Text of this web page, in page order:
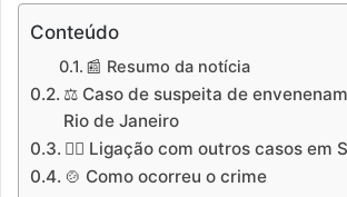
Conteúdo
📰 Resumo da notícia
⚖️ Caso de suspeita de
Rio de Janeiro
🕵️‍♀️ Ligação com outros casos em
🍲 Como ocorreu o crime